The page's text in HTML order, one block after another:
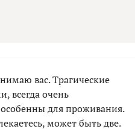
вас. Трагические
всегда очень
для проживания.
может быть две.